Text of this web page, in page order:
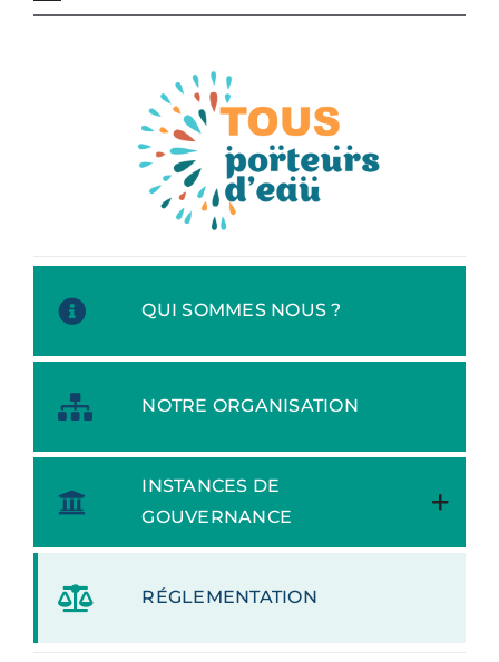
QUI SOMMES NOUS ?
NOTRE ORGANISATION
INSTANCES DE
GOUVERNANCE
RÉGLEMENTATION